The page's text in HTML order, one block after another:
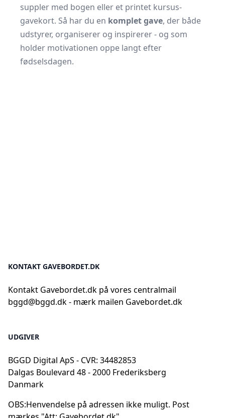
suppler med bogen eller et printet kursus-
gavekort. Så har du en komplet gave, der både
udstyrer, organiserer og inspirerer - og som
holder motivationen oppe langt efter
fødselsdagen.
KONTAKT GAVEBORDET.DK
Kontakt Gavebordet.dk på vores centralmail
bggd@bggd.dk- mærk mailen Gavebordet.dk
UDGIVER
BGGD Digital ApS - CVR: 34482853
Dalgas Boulevard 48 - 2000 Frederiksberg
Danmark
OBS:Henvendelse på adressen ikke muligt. Post